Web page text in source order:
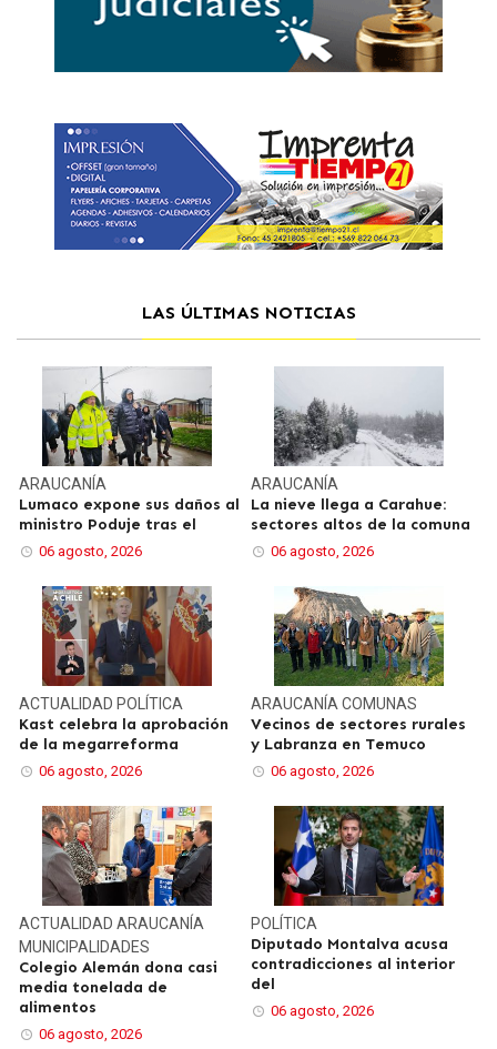
LAS ÚLTIMAS NOTICIAS
ARAUCANÍA
Lumaco expone sus daños al
ministro Poduje tras el
06 agosto, 2026
ARAUCANÍA
La nieve llega a Carahue:
sectores altos de la comuna
06 agosto, 2026
ACTUALIDAD POLÍTICA
Kast celebra la aprobación
de la megarreforma
06 agosto, 2026
ARAUCANÍA COMUNAS
Vecinos de sectores rurales
y Labranza en Temuco
06 agosto, 2026
ACTUALIDADARAUCANÍA
MUNICIPALIDADES
Colegio Alemán dona casi
media tonelada de
alimentos
06 agosto, 2026
POLÍTICA
Diputado Montalva acusa
contradicciones al interior
del
06 agosto, 2026